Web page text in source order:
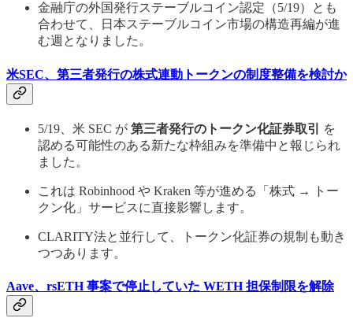
金融庁の外国発行ステーブルコイン認定（5/19）とも
合わせて、日本ステーブルコイン市場の構造再編が進
む週となりました。
米SEC、第三者発行の株式連動トークンの制度整備を検討か
5/19、米 SEC が 第三者発行のトークン化証券取引
を
認める可能性のある新たな枠組みを準備中と報じられ
ました。
これは Robinhood や Kraken 等が進める「株式 → トー
クン化」サービスに直接影響します。
CLARITY法と並行して、トークン化証券の規制も動き
つつあります。
Aave、rsETH 事案で停止していた WETH 担保制限を解除